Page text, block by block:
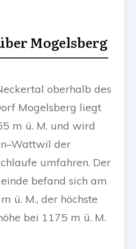
Mogelsberg
oberhalb des
Mogelsberg liegt
m ü. M. und wird
der
umfahren. Der
befand sich am
ü. M., der höchste
bei 1175 m ü. M.